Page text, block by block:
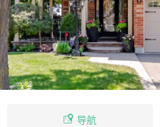
导航